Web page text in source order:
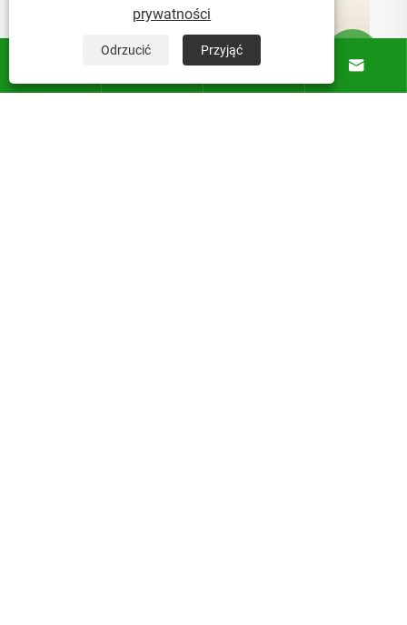

 
prywatności
Odrzucić Przyjąć